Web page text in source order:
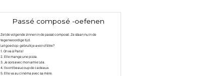
Passé composé -oefenen
Zet de volgende zinnen in de passé composé. Ze staan nu in de
tegenwoordige tijd.
Let goed op: gebruik je avoir of être?
1. On va à Paris !
2. Elle mange une pizza.
3. Je sors avec mon amie Léa.
4. Ils ont beaucoup de cadeaux.
5. Elle va au cinéma avec sa mère.